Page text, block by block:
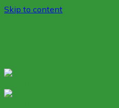
Skip to content